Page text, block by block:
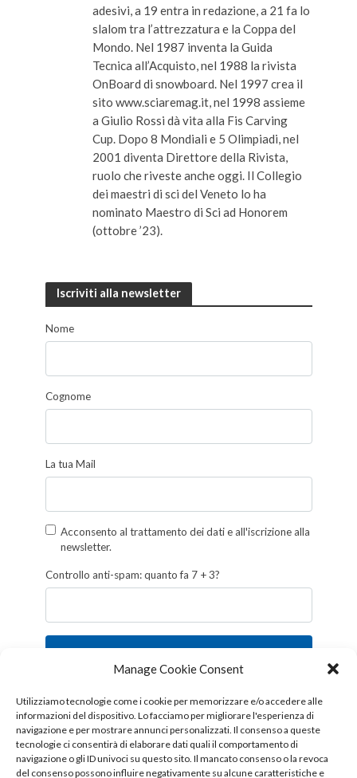
Manage Cookie Consent
Utilizziamo tecnologie come i cookie per memorizzare e/o accedere alle
informazioni del dispositivo. Lo facciamo per migliorare l'esperienza di
navigazione e per mostrare annunci personalizzati. Il consenso a queste
tecnologie ci consentirà di elaborare dati quali il comportamento di
navigazione o gli ID univoci su questo sito. Il mancato consenso o la revoca
del consenso possono influire negativamente su alcune caratteristiche e
adesivi, a 19 entra in redazione, a 21 fa lo
slalom tra l’attrezzatura e la Coppa del
Mondo. Nel 1987 inventa la Guida
Tecnica all’Acquisto, nel 1988 la rivista
OnBoard di snowboard. Nel 1997 crea il
sito www.sciaremag.it, nel 1998 assieme
a Giulio Rossi dà vita alla Fis Carving
Cup. Dopo 8 Mondiali e 5 Olimpiadi, nel
2001 diventa Direttore della Rivista,
ruolo che riveste anche oggi. Il Collegio
dei maestri di sci del Veneto lo ha
nominato Maestro di Sci ad Honorem
(ottobre ’23).
Iscriviti alla newsletter
Nome
Cognome
La tua Mail
Acconsento al trattamento dei dati e all'iscrizione alla
newsletter.
Controllo anti-spam: quanto fa 7 + 3?
Follow us!